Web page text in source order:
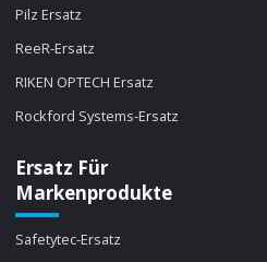
Pilz Ersatz
ReeR-Ersatz
RIKEN OPTECH Ersatz
Rockford Systems-Ersatz
Ersatz Für
Markenprodukte
Safetytec-Ersatz